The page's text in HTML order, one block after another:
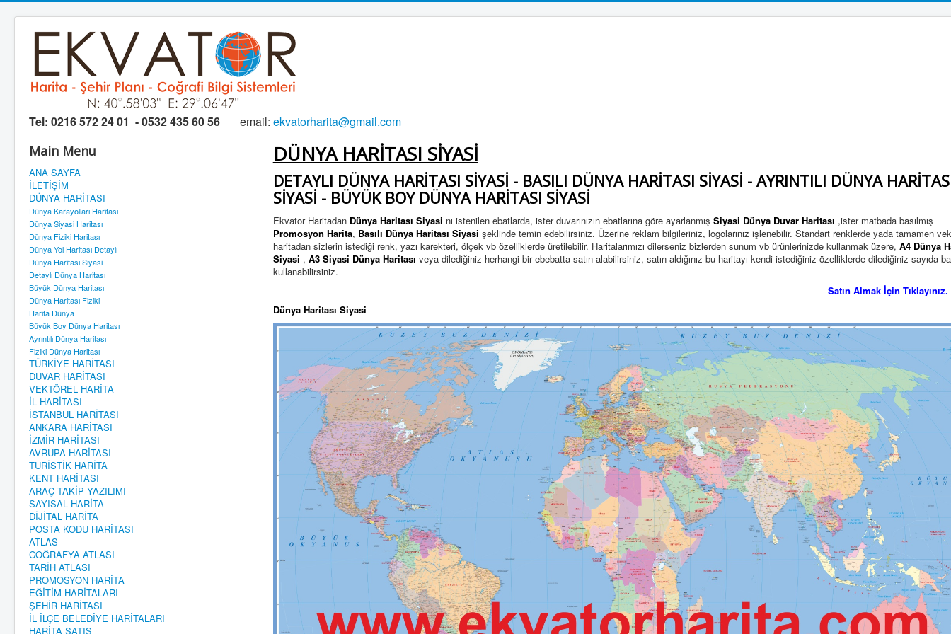
Tel: 0216 572 24 01 - 0532 435 60 56 email: ekvatorharita@gmail.com
Main Menu
ANA SAYFA
İLETİŞİM
DÜNYA HARİTASI
Dünya Karayolları Haritası
Dünya Siyasi Haritası
Dünya Fiziki Haritası
Dünya Yol Haritası Detaylı
Dünya Haritası Siyasi
Detaylı Dünya Haritası
Büyük Dünya Haritası
Dünya Haritası Fiziki
Harita Dünya
Büyük Boy Dünya Haritası
Ayrıntılı Dünya Haritası
Fiziki Dünya Haritası
TÜRKİYE HARİTASI
DUVAR HARİTASI
VEKTÖREL HARİTA
İL HARİTASI
İSTANBUL HARİTASI
ANKARA HARİTASI
İZMİR HARİTASI
AVRUPA HARİTASI
TURİSTİK HARİTA
KENT HARİTASI
ARAÇ TAKİP YAZILIMI
SAYISAL HARİTA
DİJİTAL HARİTA
POSTA KODU HARİTASI
ATLAS
COĞRAFYA ATLASI
TARİH ATLASI
PROMOSYON HARİTA
EĞİTİM HARİTALARI
ŞEHİR HARİTASI
İL İLÇE BELEDİYE HARİTALARI
HARİTA SATIŞ
DÜNYA HARİTASI SİYASİ
DETAYLI DÜNYA HARİTASI SİYASİ - BASILI DÜNYA HARİTASI SİYASİ - AYRINTILI DÜNYA
SİYASİ - BÜYÜK BOY DÜNYA HARİTASI SİYASİ
Ekvator Haritadan Dünya Haritası Siyasi nı istenilen ebatlarda, ister duvarınızın ebatlarına göre ayarlanmış Siyasi Dünya Duvar Haritası ,ister matbada basılmış
Promosyon Harita, Basılı Dünya Haritası Siyasi şeklinde temin edebilirsiniz. Üzerine reklam bilgileriniz, logolarınız işlenebilir. Standart renklerde yada tamamen
haritadan sizlerin istediği renk, yazı karekteri, ölçek vb özelliklerde üretilebilir. Haritalarımızı dilerseniz bizlerden sunum vb ürünlerinizde kullanmak üzere, A4 Dünya
Siyasi , A3 Siyasi Dünya Haritası veya dilediğiniz herhangi bir ebebatta satın alabilirsiniz, satın aldığınız bu haritayı kendi istediğiniz özelliklerde dilediğiniz sayıda
kullanabilirsiniz.
Satın Almak İçin Tıklayınız.
Dünya Haritası Siyasi